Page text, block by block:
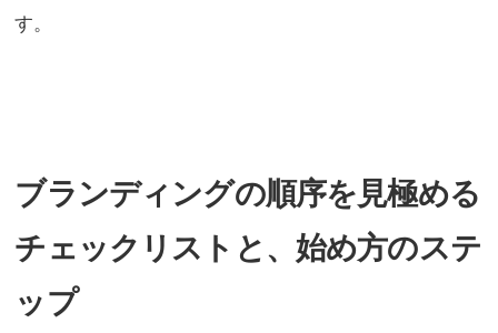
す。
ブランディングの順序を見極める
チェックリストと、始め方のステ
ップ